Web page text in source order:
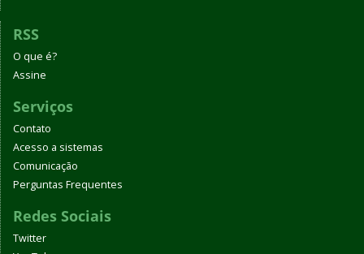
RSS
O que é?
Assine
Serviços
Contato
Acesso a sistemas
Comunicação
Perguntas Frequentes
Redes Sociais
Twitter